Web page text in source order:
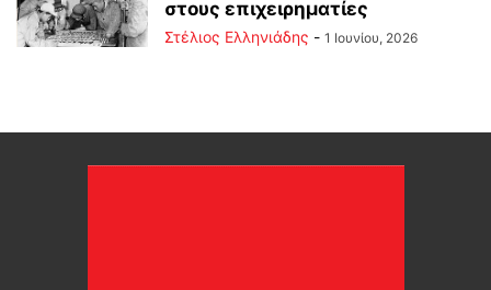
στους επιχειρηματίες
Στέλιος Ελληνιάδης - 1 Ιουνίου, 2026